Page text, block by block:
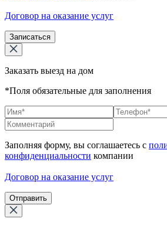
Договор на оказание услуг
Записаться
Заказать выезд на дом
*Поля обязательные для заполнения
Заполняя форму, вы соглашаетесь с
конфиденциальности компании
Договор на оказание услуг
Отправить